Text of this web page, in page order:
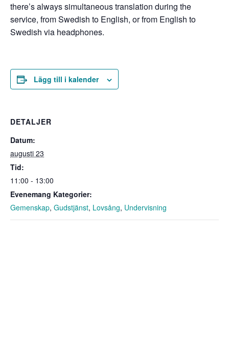
there’s always simultaneous translation during the
service, from Swedish to English, or from English to
Swedish via headphones.
Lägg till i kalender
DETALJER
Datum:
augusti 23
Tid:
11:00 - 13:00
Evenemang Kategorier:
Gemenskap, Gudstjänst, Lovsång, Undervisning